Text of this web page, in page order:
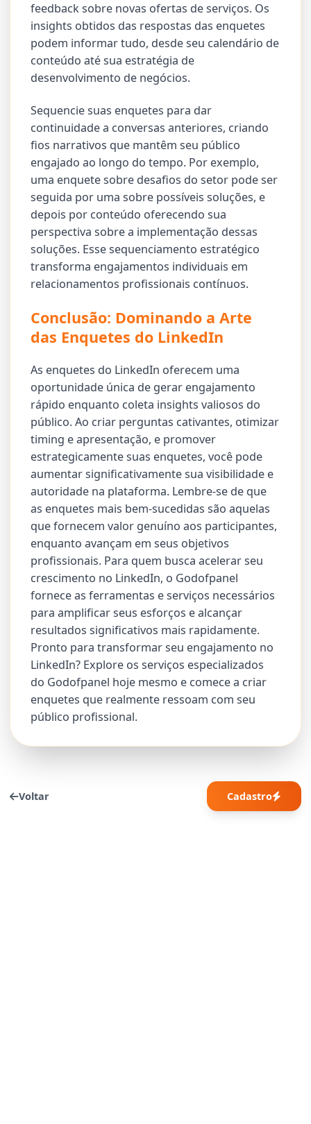
feedback sobre novas ofertas de serviços. Os
insights obtidos das respostas das enquetes
podem informar tudo, desde seu calendário de
conteúdo até sua estratégia de
desenvolvimento de negócios.
Sequencie suas enquetes para dar
continuidade a conversas anteriores, criando
fios narrativos que mantêm seu público
engajado ao longo do tempo. Por exemplo,
uma enquete sobre desafios do setor pode ser
seguida por uma sobre possíveis soluções, e
depois por conteúdo oferecendo sua
perspectiva sobre a implementação dessas
soluções. Esse sequenciamento estratégico
transforma engajamentos individuais em
relacionamentos profissionais contínuos.
Conclusão: Dominando a Arte
das Enquetes do LinkedIn
As enquetes do LinkedIn oferecem uma
oportunidade única de gerar engajamento
rápido enquanto coleta insights valiosos do
público. Ao criar perguntas cativantes, otimizar
timing e apresentação, e promover
estrategicamente suas enquetes, você pode
aumentar significativamente sua visibilidade e
autoridade na plataforma. Lembre-se de que
as enquetes mais bem-sucedidas são aquelas
que fornecem valor genuíno aos participantes,
enquanto avançam em seus objetivos
profissionais. Para quem busca acelerar seu
crescimento no LinkedIn, o Godofpanel
fornece as ferramentas e serviços necessários
para amplificar seus esforços e alcançar
resultados significativos mais rapidamente.
Pronto para transformar seu engajamento no
LinkedIn? Explore os serviços especializados
do Godofpanel hoje mesmo e comece a criar
enquetes que realmente ressoam com seu
público profissional.
Voltar Cadastro